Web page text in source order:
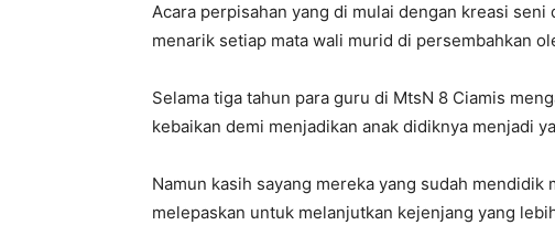
Acara perpisahan yang di mulai dengan kreasi
menarik setiap mata wali murid di persembahkan
Selama tiga tahun para guru di MtsN 8 Ciamis
kebaikan demi menjadikan anak didiknya menjadi
Namun kasih sayang mereka yang sudah
melepaskan untuk melanjutkan kejenjang yang